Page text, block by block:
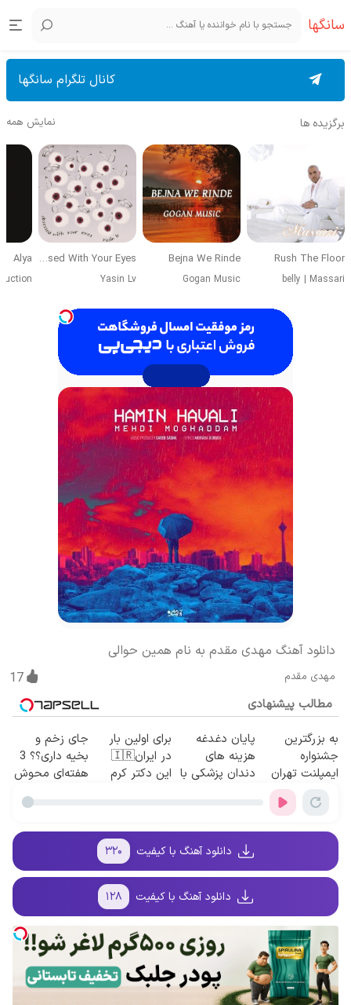
سانگها
کانال تلگرام سانگها
برگزیده ها نمایش همه
Rush The Floor
belly | Massari
Bejna We Rinde
Gogan Music
Obsessed With Your Eyes
Yasin Lv
Alya
دانلود آهنگ مهدی مقدم به نام همین حوالی
مهدی مقدم 17
مطالب پیشنهادی
به بزرگترین
جشنواره
ایمپلنت تهران
سر بزنید ! |
فقط ۲۵ میلیون
پایان دغدغه
هزینه های
دندان پزشکی با
برای اولین بار
در ایران🇮🇷
این دکتر کرم
جای زخم و
بخیه داری؟؟ 3
هفته‌ای محوش
دانلود آهنگ با کیفیت ۳۲۰
دانلود آهنگ با کیفیت ۱۲۸